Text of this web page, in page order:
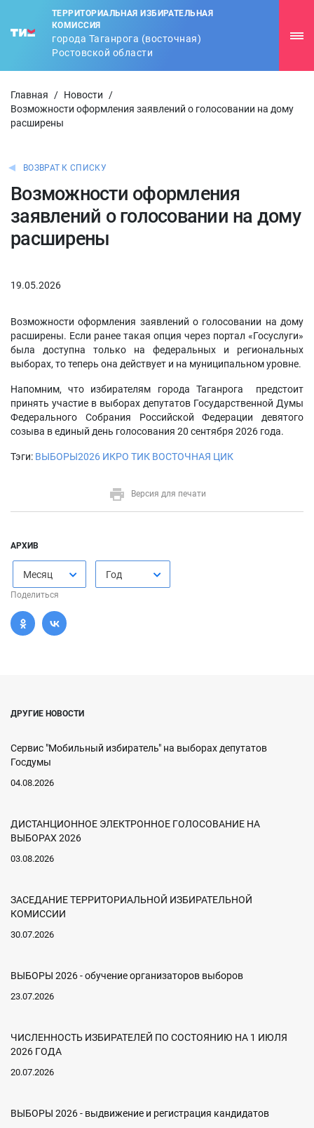
ТЕРРИТОРИАЛЬНАЯ ИЗБИРАТЕЛЬНАЯ
КОМИССИЯ
города Таганрога (восточная)
Ростовской области
Главная / Новости
/
Возможности оформления заявлений о голосовании на дому
расширены
ВОЗВРАТ К СПИСКУ
Возможности оформления
заявлений о голосовании на дому
расширены
19.05.2026
Возможности оформления заявлений о голосовании на дому
расширены. Если ранее такая опция через портал «Госуслуги»
была доступна только на федеральных и региональных
выборах, то теперь она действует и на муниципальном уровне.
Напомним, что избирателям города Таганрога предстоит
принять участие в выборах депутатов Государственной Думы
Федерального Собрания Российской Федерации девятого
созыва в единый день голосования 20 сентября 2026 года.
Тэги: ВЫБОРЫ2026 ИКРО ТИК ВОСТОЧНАЯ ЦИК
Версия для печати
АРХИВ
Месяц Год
Поделиться
ДРУГИЕ НОВОСТИ
Сервис "Мобильный избиратель" на выборах депутатов
Госдумы
04.08.2026
ДИСТАНЦИОННОЕ ЭЛЕКТРОННОЕ ГОЛОСОВАНИЕ НА
ВЫБОРАХ 2026
03.08.2026
ЗАСЕДАНИЕ ТЕРРИТОРИАЛЬНОЙ ИЗБИРАТЕЛЬНОЙ
КОМИССИИ
30.07.2026
ВЫБОРЫ 2026 - обучение организаторов выборов
23.07.2026
ЧИСЛЕННОСТЬ ИЗБИРАТЕЛЕЙ ПО СОСТОЯНИЮ НА 1 ИЮЛЯ
2026 ГОДА
20.07.2026
ВЫБОРЫ 2026 - выдвижение и регистрация кандидатов